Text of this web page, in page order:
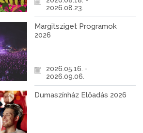
2026.08.23.
Margitsziget Programok
2026
2026.05.16. -
2026.09.06.
Dumaszínház Előadás 2026